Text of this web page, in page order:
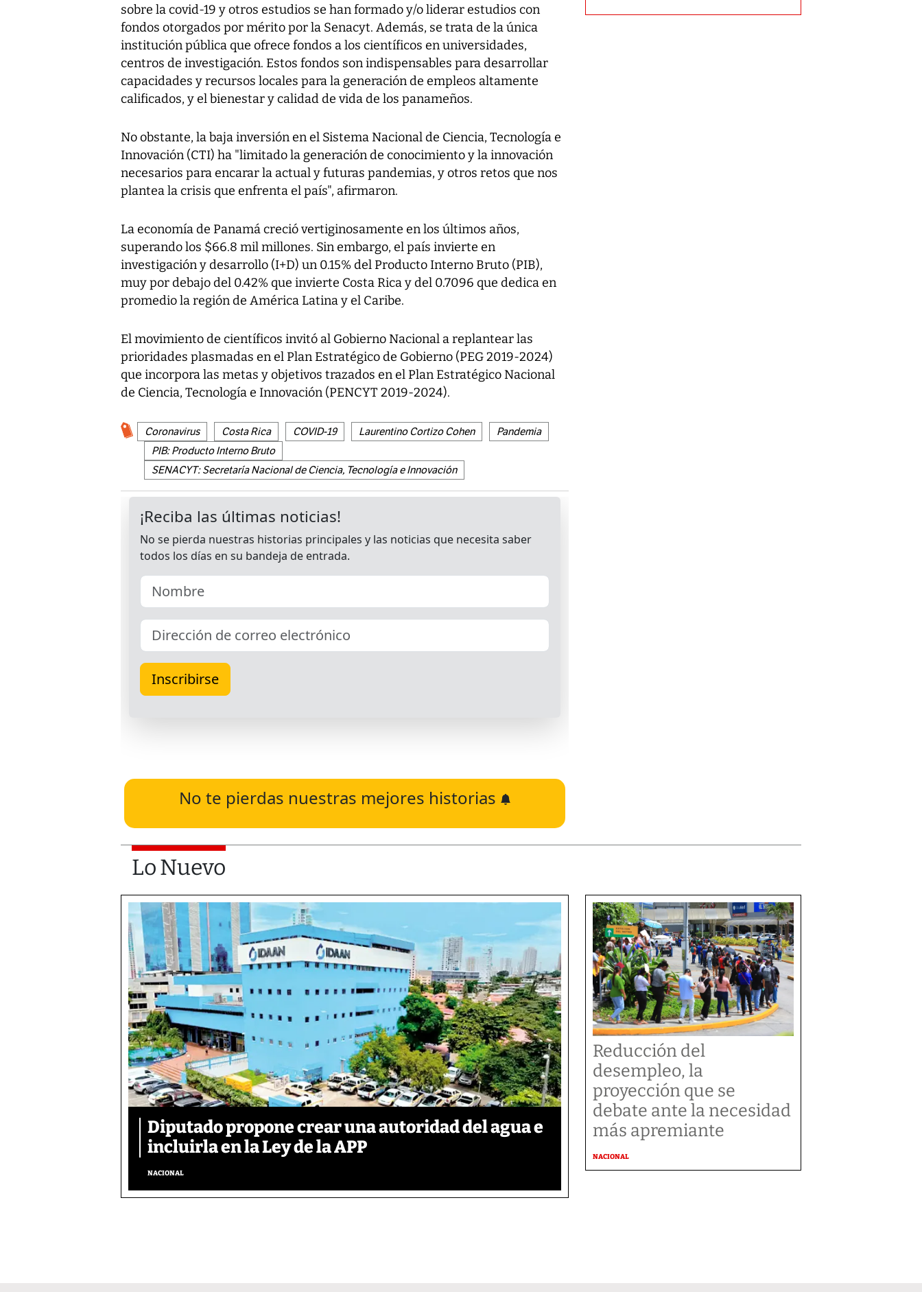
sobre la covid-19 y otros estudios se han formado y/o liderar estudios con
fondos otorgados por mérito por la Senacyt. Además, se trata de la única
institución pública que ofrece fondos a los científicos en universidades,
centros de investigación. Estos fondos son indispensables para desarrollar
capacidades y recursos locales para la generación de empleos altamente
calificados, y el bienestar y calidad de vida de los panameños.
No obstante, la baja inversión en el Sistema Nacional de Ciencia, Tecnología e
Innovación (CTI) ha "limitado la generación de conocimiento y la innovación
necesarios para encarar la actual y futuras pandemias, y otros retos que nos
plantea la crisis que enfrenta el país", afirmaron.
La economía de Panamá creció vertiginosamente en los últimos años,
superando los $66.8 mil millones. Sin embargo, el país invierte en
investigación y desarrollo (I+D) un 0.15% del Producto Interno Bruto (PIB),
muy por debajo del 0.42% que invierte Costa Rica y del 0.7096 que dedica en
promedio la región de América Latina y el Caribe.
El movimiento de científicos invitó al Gobierno Nacional a replantear las
prioridades plasmadas en el Plan Estratégico de Gobierno (PEG 2019-2024)
que incorpora las metas y objetivos trazados en el Plan Estratégico Nacional
de Ciencia, Tecnología e Innovación (PENCYT 2019-2024).
Coronavirus Costa Rica COVID-19 Laurentino Cortizo Cohen
Pandemia
PIB: Producto Interno Bruto
SENACYT: Secretaría Nacional de Ciencia, Tecnología e Innovación
No te pierdas nuestras mejores historias
Lo Nuevo
Diputado propone crear una autoridad del agua e
incluirla en la Ley de la APP
NACIONAL
Reducción del
desempleo, la
proyección que se
debate ante la necesidad
más apremiante
NACIONAL